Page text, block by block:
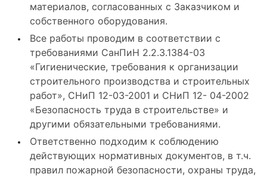
материалов, согласованных с Заказчиком и
собственного оборудования.
Все работы проводим в соответствии с
требованиями СанПиН 2.2.3.1384-03
«Гигиенические, требования к организации
строительного производства и строительных
работ», СНиП 12-03-2001 и СНиП 12- 04-2002
«Безопасность труда в строительстве» и
другими обязательными требованиями.
Ответственно подходим к соблюдению
действующих нормативных документов, в т.ч.
правил пожарной безопасности, охраны труда,